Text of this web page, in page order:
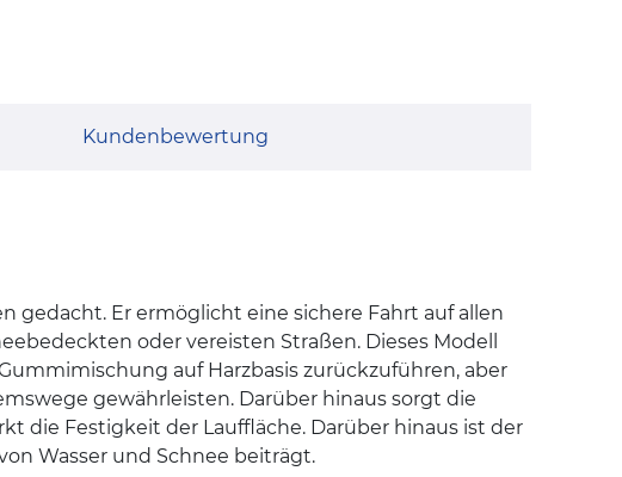
Kundenbewertung
gedacht. Er ermöglicht eine sichere Fahrt auf allen
oder vereisten Straßen. Dieses Modell
auf Harzbasis zurückzuführen, aber
gewährleisten. Darüber hinaus sorgt die
die Festigkeit der Lauffläche. Darüber hinaus ist der
Wasser und Schnee beiträgt.